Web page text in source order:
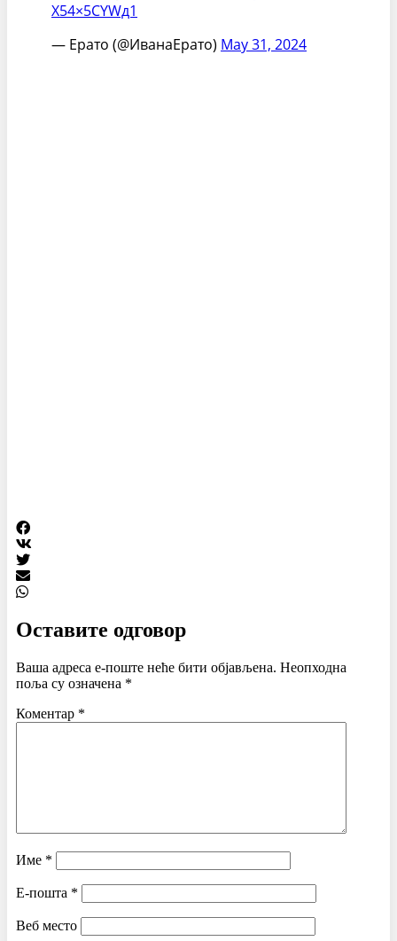
Х54×5СYWд1
— Ерато (@ИванаЕрато) Маy 31, 2024
Оставите одговор
Ваша адреса е-поште неће бити објављена. Неопходна
поља су означена *
Коментар *
Име *
Е-пошта *
Веб место